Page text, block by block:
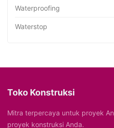
Waterproofing
Waterstop
Toko Konstruksi
Mitra terpercaya untuk proyek
proyek konstruksi Anda.